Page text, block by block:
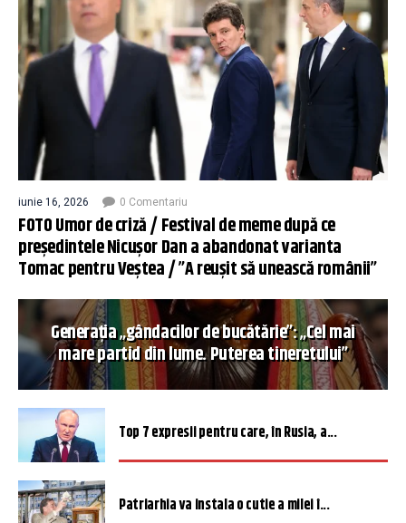
iunie 16, 2026 0 Comentariu
FOTO Umor de criză / Festival de meme după ce
președintele Nicușor Dan a abandonat varianta
Tomac pentru Veștea / ”A reușit să unească românii”
Generația „gândacilor de bucătărie”: „Cel mai
mare partid din lume. Puterea tineretului”
Top 7 expresii pentru care, în Rusia, a...
Patriarhia va instala o cutie a milei î...